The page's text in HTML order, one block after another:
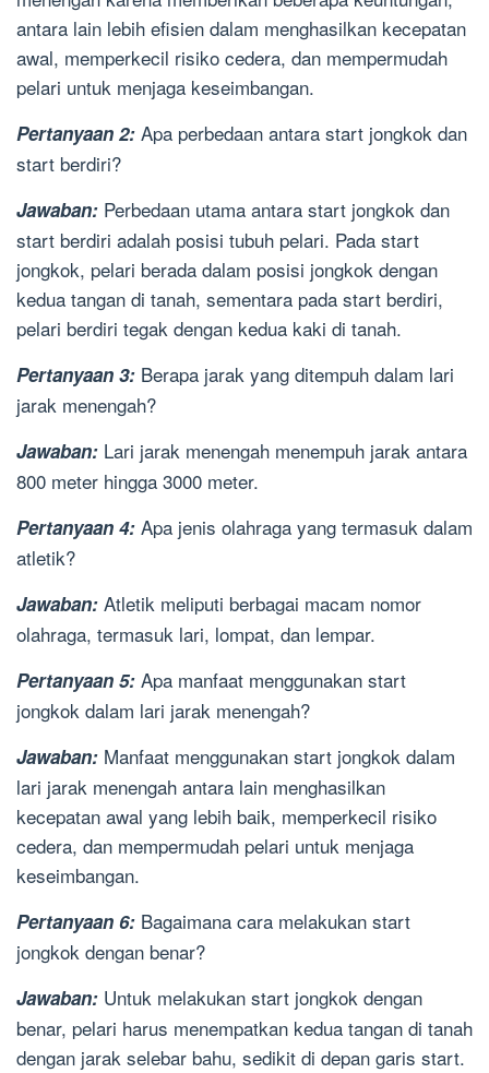
antara lain lebih efisien dalam menghasilkan kecepatan
awal, memperkecil risiko cedera, dan mempermudah
pelari untuk menjaga keseimbangan.
Pertanyaan 2: Apa perbedaan antara start jongkok dan
start berdiri?
Jawaban: Perbedaan utama antara start jongkok dan
start berdiri adalah posisi tubuh pelari. Pada start
jongkok, pelari berada dalam posisi jongkok dengan
kedua tangan di tanah, sementara pada start berdiri,
pelari berdiri tegak dengan kedua kaki di tanah.
Pertanyaan 3: Berapa jarak yang ditempuh dalam lari
jarak menengah?
Jawaban: Lari jarak menengah menempuh jarak antara
800 meter hingga 3000 meter.
Pertanyaan 4: Apa jenis olahraga yang termasuk dalam
atletik?
Jawaban: Atletik meliputi berbagai macam nomor
olahraga, termasuk lari, lompat, dan lempar.
Pertanyaan 5: Apa manfaat menggunakan start
jongkok dalam lari jarak menengah?
Jawaban: Manfaat menggunakan start jongkok dalam
lari jarak menengah antara lain menghasilkan
kecepatan awal yang lebih baik, memperkecil risiko
cedera, dan mempermudah pelari untuk menjaga
keseimbangan.
Pertanyaan 6: Bagaimana cara melakukan start
jongkok dengan benar?
Jawaban: Untuk melakukan start jongkok dengan
benar, pelari harus menempatkan kedua tangan di tanah
dengan jarak selebar bahu, sedikit di depan garis start.